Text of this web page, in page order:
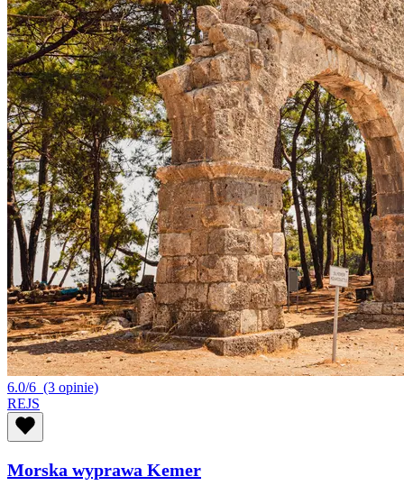
6.0/6 (3 opinie)
REJS
Morska wyprawa Kemer